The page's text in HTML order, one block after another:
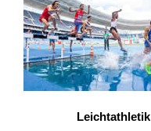
Leichtathletik